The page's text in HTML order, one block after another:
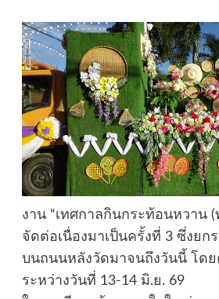
งาน “เทศกาลกินกระท้อนหวาน
จัดต่อเนื่องมาเป็นครั้งที่ 3 ซึ่งยก
บนถนนหลังวัดมาจนถึงวันนี้ โด
ระหว่างวันที่ 13-14 มิ.ย. 69